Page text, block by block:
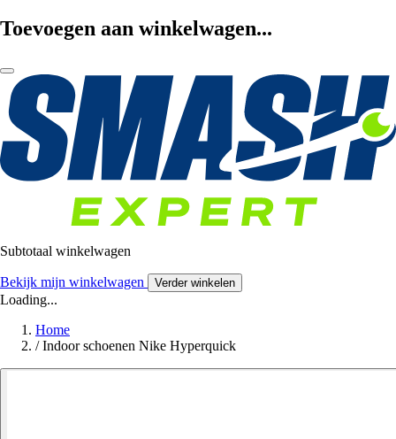
Toevoegen aan winkelwagen...
Subtotaal winkelwagen
Bekijk mijn winkelwagen Verder winkelen
Loading...
Home
/ Indoor schoenen Nike Hyperquick